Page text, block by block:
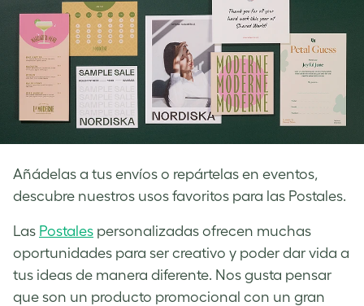
Añádelas a tus envíos o repártelas en eventos,
descubre nuestros usos favoritos para las Postales.
Las Postales personalizadas ofrecen muchas
oportunidades para ser creativo y poder dar vida a
tus ideas de manera diferente. Nos gusta pensar
que son un producto promocional con un gran